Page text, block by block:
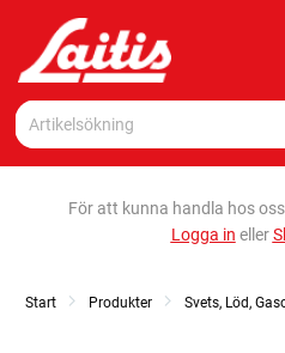
För att kunna handla hos
Logga in eller
Start Produkter Svets, Löd,